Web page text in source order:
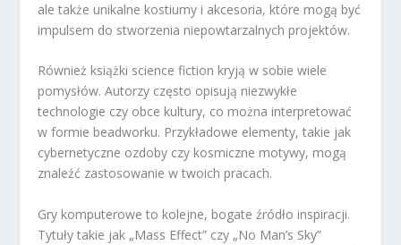
ale także unikalne kostiumy i akcesoria, które mogą być
impulsem do stworzenia niepowtarzalnych projektów.
Również książki science fiction kryją w sobie wiele
pomysłów. Autorzy często opisują niezwykłe
technologie czy obce kultury, co można interpretować
w formie beadworku. Przykładowe elementy, takie jak
cybernetyczne ozdoby czy kosmiczne motywy, mogą
znaleźć zastosowanie w twoich pracach.
Gry komputerowe to kolejne, bogate źródło inspiracji.
Tytuły takie jak „Mass Effect” czy „No Man’s Sky”